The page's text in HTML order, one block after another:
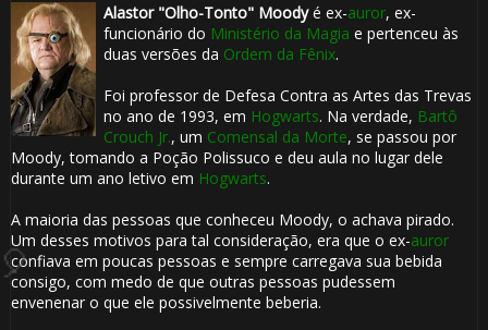
Alastor "Olho-Tonto" Moodyé ex-auror, ex-
funcionário do Ministério da Magia e pertenceu às
duas versões da Ordem da Fênix.
Foi professor de Defesa Contra as Artes das Trevas
no ano de 1993, em Hogwarts. Na verdade, Bartô
Crouch Jr., um Comensal da Morte, se passou por
Moody, tomando a Poção Polissuco e deu aula no lugar dele
durante um ano letivo em Hogwarts.
A maioria das pessoas que conheceu Moody, o achava pirado.
Um desses motivos para tal consideração, era que o ex-auror
confiava em poucas pessoas e sempre carregava sua bebida
consigo, com medo de que outras pessoas pudessem
envenenar o que ele possivelmente beberia.
🎈